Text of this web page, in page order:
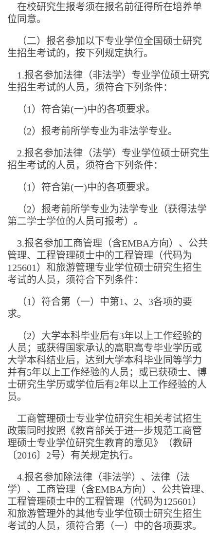
在校研究生报考须在报名前征得所在培养单
位同意。
（二）报名参加以下专业学位全国硕士研究
生招生考试的，按下列规定执行。
1.报名参加法律（非法学）专业学位硕士研究
生招生考试的人员，须符合下列条件：
（1）符合第(一)中的各项要求。
（2）报考前所学专业为非法学专业。
2.报名参加法律（法学）专业学位硕士研究生
招生考试的人员，须符合下列条件：
（1）符合第(一)中的各项要求。
（2）报考前所学专业为法学专业（获得法学
第二学士学位的人员可报考）。
3.报名参加工商管理（含EMBA方向）、公共
管理、工程管理硕士中的工程管理（代码为
125601）和旅游管理专业学位硕士研究生招生
考试的人员，须符合下列条件：
（1）符合第（一）中第1、2、3各项的要
求。
（2）大学本科毕业后有3年以上工作经验的
人员；或获得国家承认的高职高专毕业学历或
大学本科结业后，达到大学本科毕业同等学力
并有5年以上工作经验的人员；或已获硕士、博
士研究生学历或学位后有2年以上工作经验的人
员。
工商管理硕士专业学位研究生相关考试招生
政策同时按照《教育部关于进一步规范工商管
理硕士专业学位研究生教育的意见》（教研
〔2016〕2号）有关规定执行。
4.报名参加除法律（非法学）、法律（法
学）、工商管理（含EMBA方向）、公共管理、
工程管理硕士中的工程管理（代码为125601）
和旅游管理外的其他专业学位硕士研究生招生
考试的人员，须符合第（一）中的各项要求。